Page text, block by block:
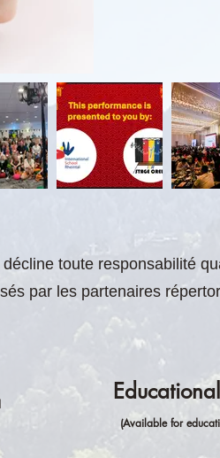
toute responsabilité
par les partenaires
(Available for